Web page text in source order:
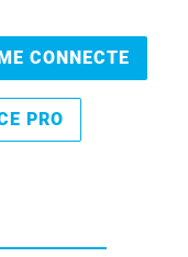
CONNECTE
PRO